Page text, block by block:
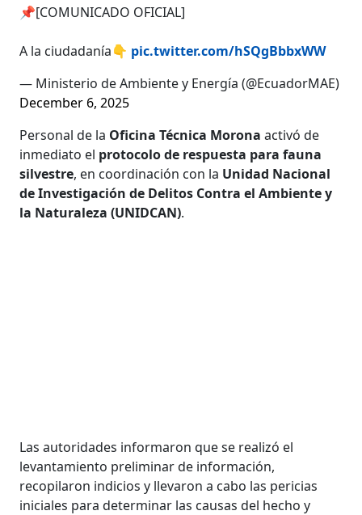
📌[COMUNICADO OFICIAL]
A la ciudadanía👇 pic.twitter.com/hSQgBbbxWW
— Ministerio de Ambiente y Energía (@EcuadorMAE)
December 6, 2025
Personal de la Oficina Técnica Morona activó de
inmediato el protocolo de respuesta para fauna
silvestre, en coordinación con la Unidad Nacional
de Investigación de Delitos Contra el Ambiente y
la Naturaleza (UNIDCAN).
Las autoridades informaron que se realizó el
levantamiento preliminar de información,
recopilaron indicios y llevaron a cabo las pericias
iniciales para determinar las causas del hecho y